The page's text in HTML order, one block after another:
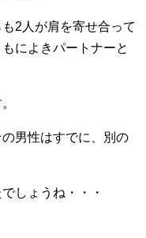
2人が肩を寄せ合って
によきパートナーと
男性はすでに、別の
しょうね・・・